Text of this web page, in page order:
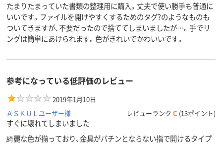
たまりたまっていた書類の整理用に購入。丈夫で使い勝手も普通に
いいです。ファイルを開けやすくするためのタグ?のようなものも
ついてきますが、不要だったので捨ててしまいましたが…。手でリ
ングは簡単にあけられます。色がきれいでかわいいです。
参考になっている低評価のレビュー
2019年1月10日
ＡＳＫＵＬユーザー様
レビューランク C (13ポイント)
すぐに壊れてしまいました
綺麗な色が揃っており、金具がバチンとならない指で開けるタイプ